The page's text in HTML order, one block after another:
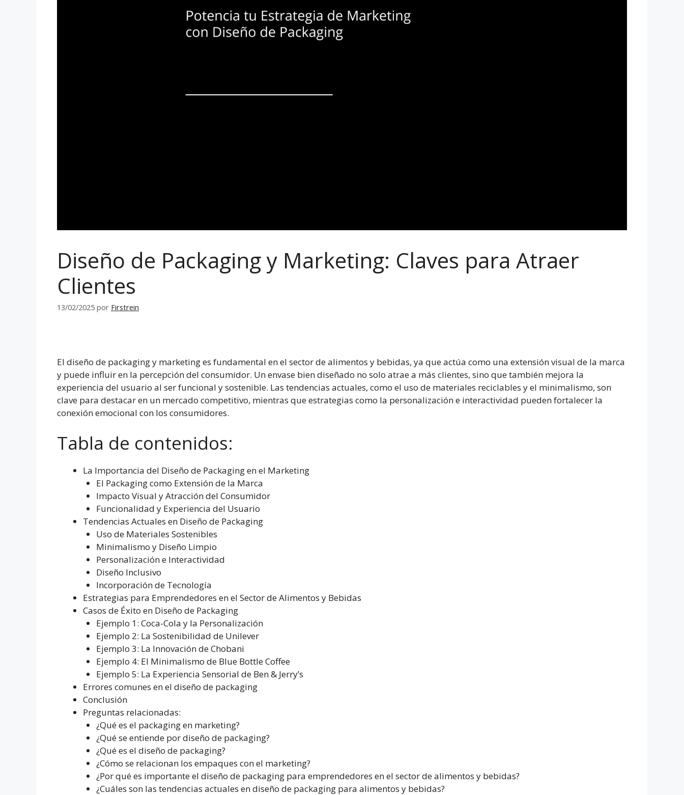
Diseño de Packaging y Marketing: Claves para Atraer
Clientes
13/02/2025 por Firstrein
El diseño de packaging y marketing es fundamental en el sector de alimentos y bebidas, ya que actúa como una extensión visual de la marca
y puede influir en la percepción del consumidor. Un envase bien diseñado no solo atrae a más clientes, sino que también mejora la
experiencia del usuario al ser funcional y sostenible. Las tendencias actuales, como el uso de materiales reciclables y el minimalismo, son
clave para destacar en un mercado competitivo, mientras que estrategias como la personalización e interactividad pueden fortalecer la
conexión emocional con los consumidores.
Tabla de contenidos:
La Importancia del Diseño de Packaging en el Marketing
El Packaging como Extensión de la Marca
Impacto Visual y Atracción del Consumidor
Funcionalidad y Experiencia del Usuario
Tendencias Actuales en Diseño de Packaging
Uso de Materiales Sostenibles
Minimalismo y Diseño Limpio
Personalización e Interactividad
Diseño Inclusivo
Incorporación de Tecnología
Estrategias para Emprendedores en el Sector de Alimentos y Bebidas
Casos de Éxito en Diseño de Packaging
Ejemplo 1: Coca-Cola y la Personalización
Ejemplo 2: La Sostenibilidad de Unilever
Ejemplo 3: La Innovación de Chobani
Ejemplo 4: El Minimalismo de Blue Bottle Coffee
Ejemplo 5: La Experiencia Sensorial de Ben & Jerry’s
Errores comunes en el diseño de packaging
Conclusión
Preguntas relacionadas:
¿Qué es el packaging en marketing?
¿Qué se entiende por diseño de packaging?
¿Qué es el diseño de packaging?
¿Cómo se relacionan los empaques con el marketing?
¿Por qué es importante el diseño de packaging para emprendedores en el sector de alimentos y bebidas?
¿Cuáles son las tendencias actuales en diseño de packaging para alimentos y bebidas?